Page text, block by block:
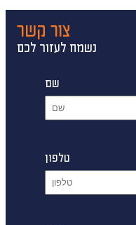
צור קשר
נשמח לעזור לכם
שם
טלפון